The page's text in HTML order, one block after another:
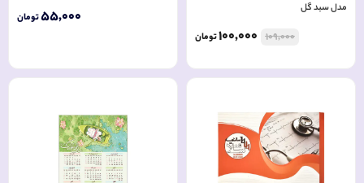
مدل سبد گل
109,000
100,000 تومان
55,000 تومان